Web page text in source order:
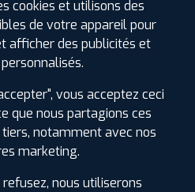
ÉTIQUETAGE
cookies et utilisons des
de votre appareil pour
afficher des publicités et
vous acceptez ceci
que nous partagions ces
notamment avec nos
marketing.
nous utiliserons